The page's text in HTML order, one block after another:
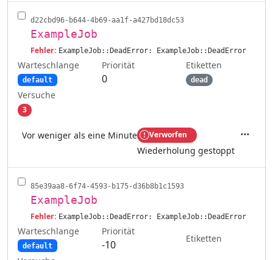
d22cbd96-b644-4b69-aa1f-a427bd18dc53
ExampleJob
Fehler: ExampleJob::DeadError: ExampleJob::DeadError
Warteschlange
default
Priorität
0
Etiketten
dead
Versuche
3
Vor weniger als eine Minute Verworfen
Wiederholung gestoppt
85e39aa8-6f74-4593-b175-d36b8b1c1593
ExampleJob
Fehler: ExampleJob::DeadError: ExampleJob::DeadError
Warteschlange
default
Priorität
-10
Etiketten